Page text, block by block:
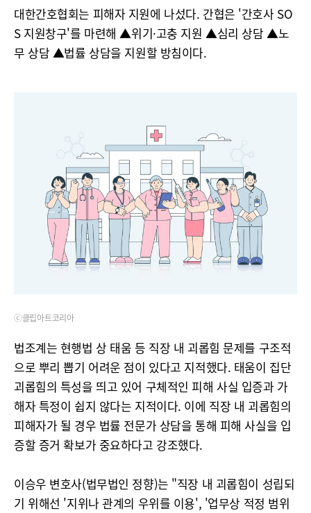
대한간호협회는 피해자 지원에 나섰다. 간협은 '간호사 SO
S 지원창구'를 마련해 ▲위기·고충 지원 ▲심리 상담 ▲노
무 상담 ▲법률 상담을 지원할 방침이다.
ⓒ클립아트코리아
법조계는 현행법 상 태움 등 직장 내 괴롭힘 문제를 구조적
으로 뿌리 뽑기 어려운 점이 있다고 지적했다. 태움이 집단
괴롭힘의 특성을 띄고 있어 구체적인 피해 사실 입증과 가
해자 특정이 쉽지 않다는 지적이다. 이에 직장 내 괴롭힘의
피해자가 될 경우 법률 전문가 상담을 통해 피해 사실을 입
증할 증거 확보가 중요하다고 강조했다.
이승우 변호사(법무법인 정향)는 "직장 내 괴롭힘이 성립되
기 위해선 '지위나 관계의 우위를 이용', '업무상 적정 범위